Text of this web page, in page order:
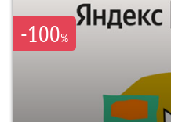
-100%